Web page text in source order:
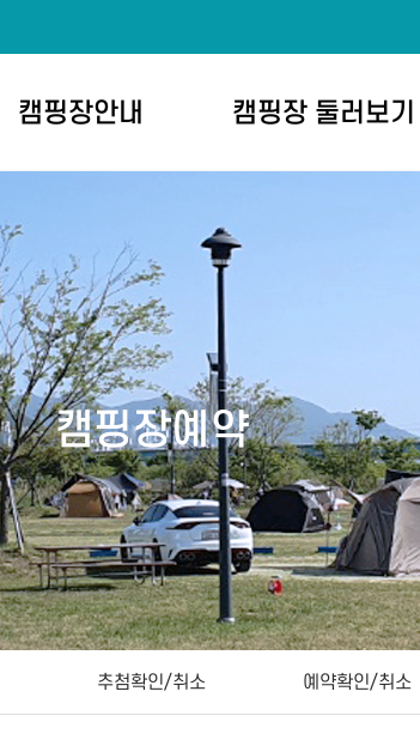
캠핑장안내 캠핑장 둘러보기
캠핑장예약
추첨확인/취소 예약확인/취소